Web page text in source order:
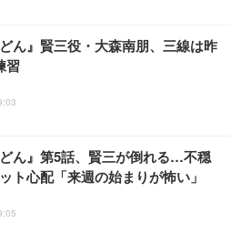
どん』賢三役・大森南朋、三線は昨
習
どん』第5話、賢三が倒れる…不穏
ト心配「来週の始まりが怖い」